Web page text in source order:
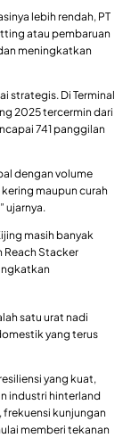
lebih rendah, PT
atau pembaruan
meningkatkan
strategis. Di Terminal
2025 tercermin dari
741 panggilan
dengan volume
maupun curah
ujarnya.
masih banyak
Reach Stacker
satu urat nadi
yang terus
yang kuat,
industri hinterland
kunjungan
memberi tekanan